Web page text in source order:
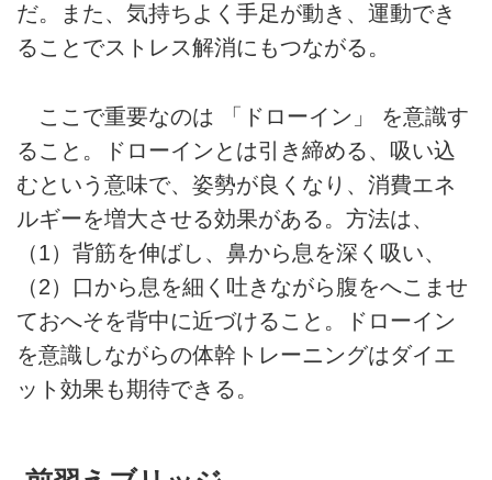
だ。また、気持ちよく手足が動き、運動でき
ることでストレス解消にもつながる。
ここで重要なのは 「ドローイン」 を意識す
ること。ドローインとは引き締める、吸い込
むという意味で、姿勢が良くなり、消費エネ
ルギーを増大させる効果がある。方法は、
（1）背筋を伸ばし、鼻から息を深く吸い、
（2）口から息を細く吐きながら腹をへこませ
ておへそを背中に近づけること。ドローイン
を意識しながらの体幹トレーニングはダイエ
ット効果も期待できる。